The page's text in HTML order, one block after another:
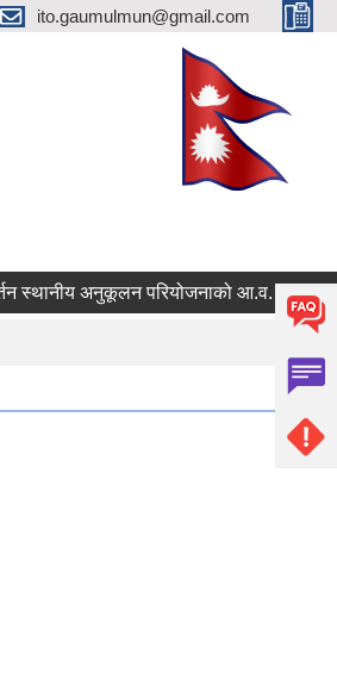
ito.gaumulmun@gmail.com
स्थानीय अनुकूलन परियोजनाको आ.व.